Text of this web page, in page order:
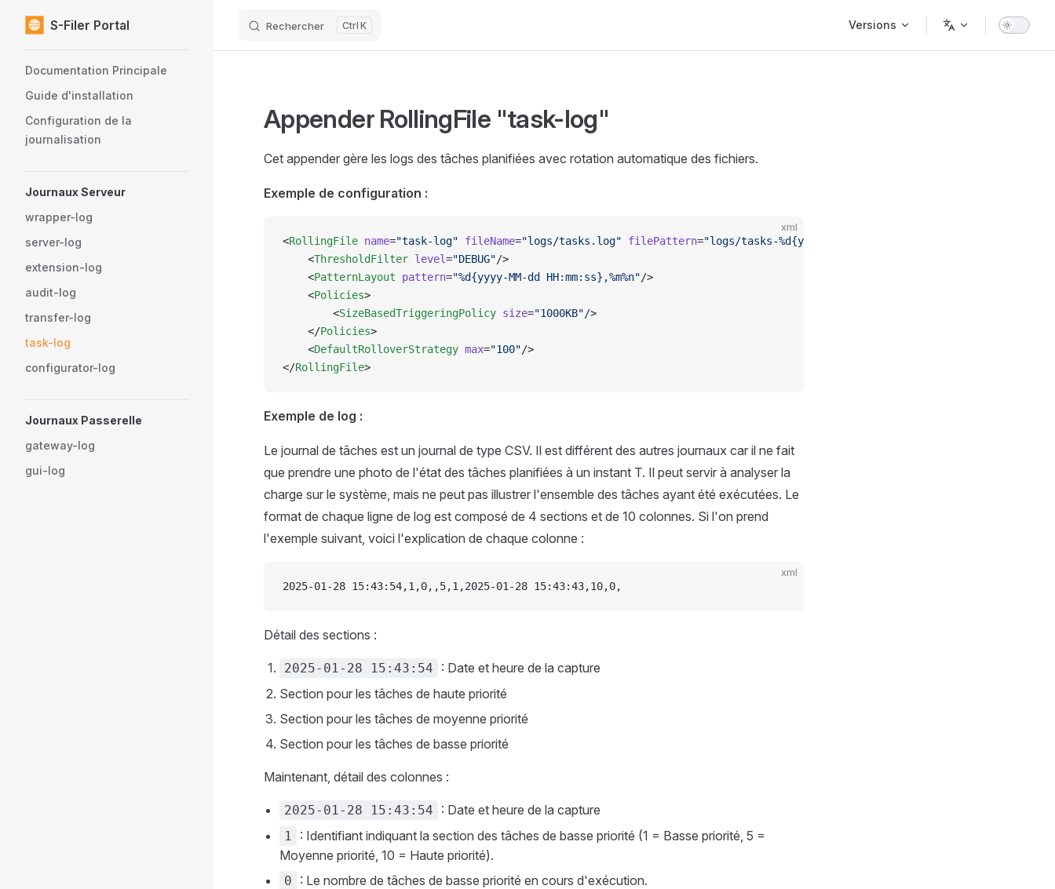
Skip to content
S-Filer Portal Rechercher K Versions
Documentation Principale
Guide d'installation
Configuration de la
journalisation
Journaux Serveur
wrapper-log
server-log
extension-log
audit-log
transfer-log
task-log
configurator-log
Journaux Passerelle
gateway-log
gui-log
Appender RollingFile "task-log"
Cet appender gère les logs des tâches planifiées avec rotation automatique des fichiers.
Exemple de configuration :
xml
<RollingFile name="task-log" fileName="logs/tasks.log" filePattern="logs/tasks-%d{yyyy-MM-dd}.log"
    <
ThresholdFilter level="DEBUG"/>
    <
PatternLayout pattern="%d{yyyy-MM-dd HH:mm:ss},%m%n"/>
    <
Policies>
        <
SizeBasedTriggeringPolicy size="1000KB"/>
    </
Policies>
    <
DefaultRolloverStrategy max="100"/>
</RollingFile>
Exemple de log :
Le journal de tâches est un journal de type CSV. Il est différent des autres journaux car il ne fait
que prendre une photo de l'état des tâches planifiées à un instant T. Il peut servir à analyser la
charge sur le système, mais ne peut pas illustrer l'ensemble des tâches ayant été exécutées. Le
format de chaque ligne de log est composé de 4 sections et de 10 colonnes. Si l'on prend
l'exemple suivant, voici l'explication de chaque colonne :
xml
2025-01-28 15:43:54,1,0,,5,1,2025-01-28 15:43:43,10,0,
Détail des sections :
2025-01-28 15:43:54
: Date et heure de la capture
Section pour les tâches de haute priorité
Section pour les tâches de moyenne priorité
Section pour les tâches de basse priorité
Maintenant, détail des colonnes :
2025-01-28 15:43:54 : Date et heure de la capture
1
: Identifiant indiquant la section des tâches de basse priorité (1 = Basse priorité, 5 =
Moyenne priorité, 10 = Haute priorité).
0
: Le nombre de tâches de basse priorité en cours d'exécution.